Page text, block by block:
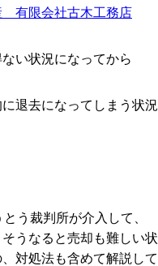
有限会社古木工務店
い状況になってから
退去になってしまう状況
う裁判所が介入して、
うなると売却も難しい状
対処法も含めて解説して